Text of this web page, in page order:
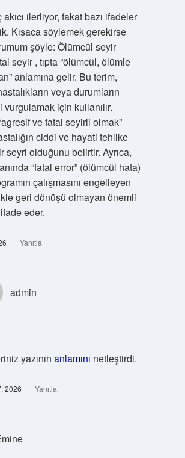
akıcı ilerliyor, fakat bazı ifadeler
Kısaca söylemek gerekirse
şöyle: Ölümcül seyir
seyir , tıpta “ölümcül, ölümle
anlamına gelir. Bu terim,
veya durumların
için kullanılır.
ve fatal seyirli olmak”
ciddi ve hayati tehlike
seyri olduğunu belirtir. Ayrıca,
“fatal error” (ölümcül hata)
çalışmasını engelleyen
geri dönüşü olmayan önemli
eder.
Yanıtla
admin
yazının anlamını netleştirdi.
2026 Yanıtla